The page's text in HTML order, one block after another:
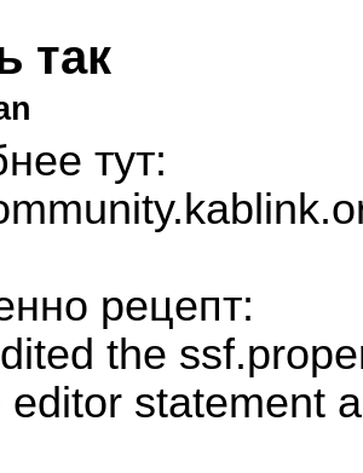
так
тут:
рецепт:
the
editor statement